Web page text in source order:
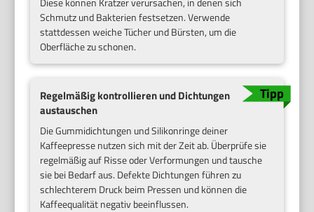
Schmutz und Bakterien festsetzen. Verwende
stattdessen weiche Tücher und Bürsten, um die
Oberfläche zu schonen.
Regelmäßig kontrollieren und Dichtungen
austauschen
Die Gummidichtungen und Silikonringe deiner
Kaffeepresse nutzen sich mit der Zeit ab. Überprüfe sie
regelmäßig auf Risse oder Verformungen und tausche
sie bei Bedarf aus. Defekte Dichtungen führen zu
schlechterem Druck beim Pressen und können die
Kaffeequalität negativ beeinflussen.